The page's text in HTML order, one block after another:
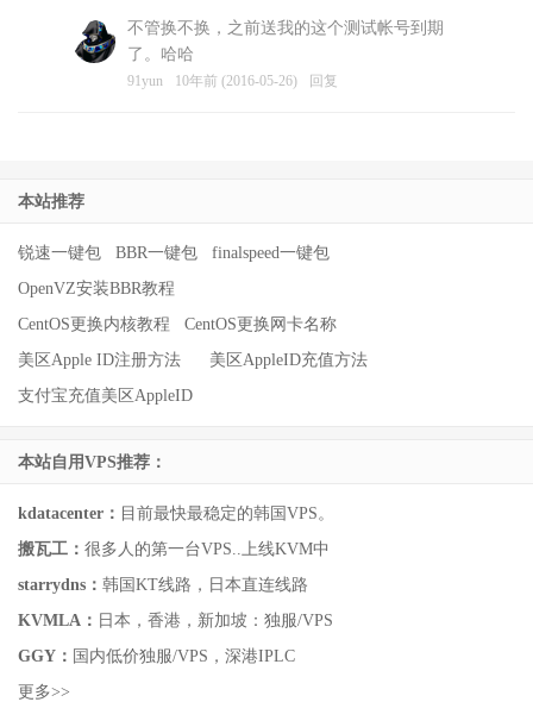
不管换不换，之前送我的这个测试帐号到期
了。哈哈
91yun 10年前 (2016-05-26) 回复
本站推荐
锐速一键包 BBR一键包
finalspeed一键包
OpenVZ安装BBR教程
CentOS更换内核教程
CentOS更换网卡名称
美区Apple ID注册方法
美区AppleID充值方法
支付宝充值美区AppleID
本站自用VPS推荐：
kdatacenter： 目前最快最稳定的韩国VPS。
搬瓦工： 很多人的第一台VPS..上线KVM中
starrydns： 韩国KT线路，日本直连线路
KVMLA： 日本，香港，新加坡：独服/VPS
GGY： 国内低价独服/VPS，深港IPLC
更多>>